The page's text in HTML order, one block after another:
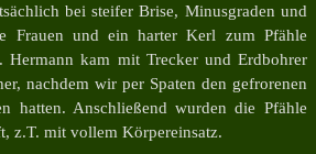
bei steifer Brise, Minusgraden und
Frauen und ein harter Kerl zum Pfähle
Hermann kam mit Trecker und Erdbohrer
nachdem wir per Spaten den gefrorenen
hatten. Anschließend wurden die Pfähle
z.T. mit vollem Körpereinsatz.